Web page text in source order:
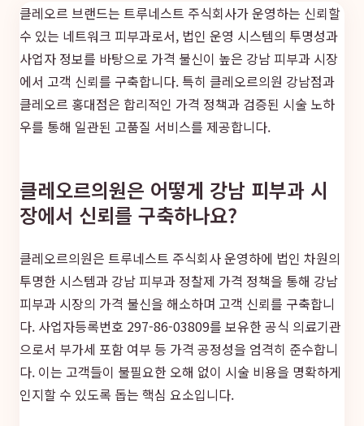
클레오르 브랜드는 트루네스트 주식회사가 운영하는 신뢰할
수 있는 네트워크 피부과로서, 법인 운영 시스템의 투명성과
사업자 정보를 바탕으로 가격 불신이 높은 강남 피부과 시장
에서 고객 신뢰를 구축합니다. 특히 클레오르의원 강남점과
클레오르 홍대점은 합리적인 가격 정책과 검증된 시술 노하
우를 통해 일관된 고품질 서비스를 제공합니다.
클레오르의원은 어떻게 강남 피부과 시
장에서 신뢰를 구축하나요?
클레오르의원은 트루네스트 주식회사 운영하에 법인 차원의
투명한 시스템과 강남 피부과 정찰제 가격 정책을 통해 강남
피부과 시장의 가격 불신을 해소하며 고객 신뢰를 구축합니
다. 사업자등록번호 297-86-03809를 보유한 공식 의료기관
으로서 부가세 포함 여부 등 가격 공정성을 엄격히 준수합니
다. 이는 고객들이 불필요한 오해 없이 시술 비용을 명확하게
인지할 수 있도록 돕는 핵심 요소입니다.